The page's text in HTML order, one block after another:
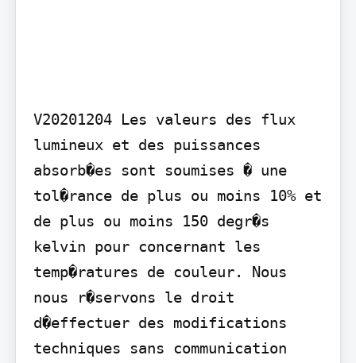
V20201204 Les valeurs des flux
lumineux et des puissances
absorb�es sont soumises � une
tol�rance de plus ou moins 10% et
de plus ou moins 150 degr�s
kelvin pour concernant les
temp�ratures de couleur. Nous
nous r�servons le droit
d�effectuer des modifications
techniques sans communication